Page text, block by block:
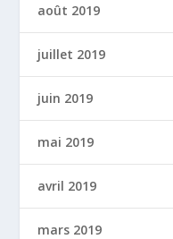
août 2019
juillet 2019
juin 2019
mai 2019
avril 2019
mars 2019